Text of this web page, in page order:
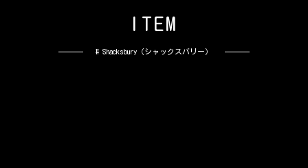
I TEM
# Shacksbury（シャックスバリー）